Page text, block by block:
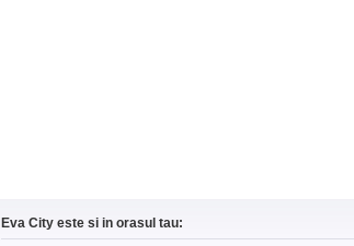
Eva City este si in orasul tau: